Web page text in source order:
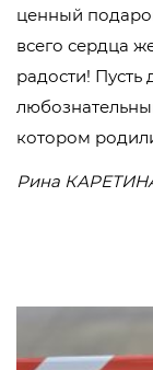
ценный
всего сердца
радости! Пусть
котором
Рина